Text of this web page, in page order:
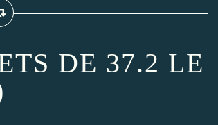
DE 37.2 LE